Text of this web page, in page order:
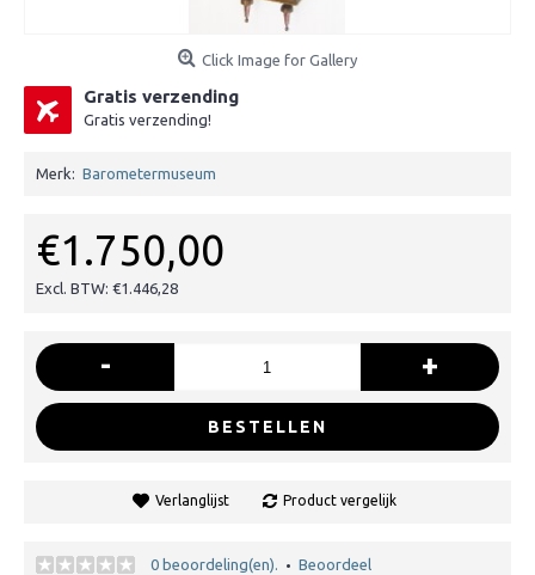
Click Image for Gallery
Gratis verzending
Gratis verzending!
Merk: Barometermuseum
€1.750,00
Excl. BTW: €1.446,28
- +
BESTELLEN
Verlanglijst Product vergelijk
0 beoordeling(en). • Beoordeel